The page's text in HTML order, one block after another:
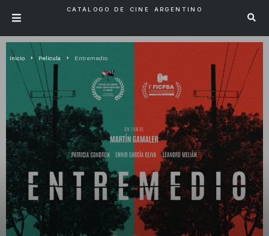
CATÁLOGO DE CINE ARGENTINO
Inicio Pelicula Entremedio